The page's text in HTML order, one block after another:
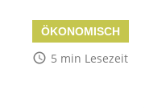
ÖKONOMISCH
access_time 5 min Lesezeit